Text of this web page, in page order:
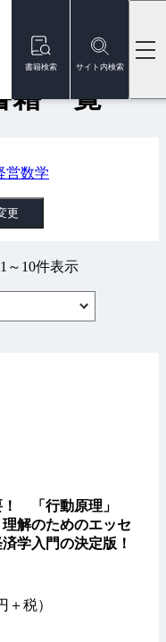
書籍検索 サイト内検索
籍一覧
営数学
更
10件表示
「行動原理」
理解のためのエッセ
学入門の決定版！
＋税）